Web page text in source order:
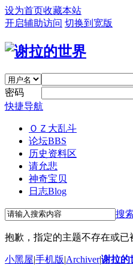
设为首页收藏本站
开启辅助访问 切换到宽版
密码
快捷导航
ＯＺ大乱斗
论坛BBS
历史资料区
请允悲
神奇宝贝
日志Blog
搜
抱歉，指定的主题不存在或已
小黑屋|手机版|Archiver|谢拉的